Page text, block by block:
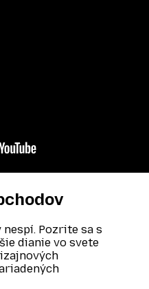
Pozrite sa s
dianie vo svete